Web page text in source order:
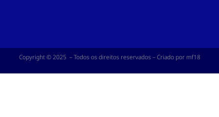
Copyright © 2025 – Todos os direitos reservados – Criado por mf18